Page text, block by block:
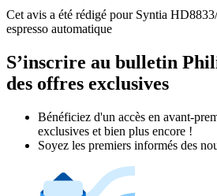
Cet avis a été rédigé pour Syntia
espresso automatique
S’inscrire au bulletin
des offres exclusives
Bénéficiez d'un accès en avant-
exclusives et bien plus encore !
Soyez les premiers informés des